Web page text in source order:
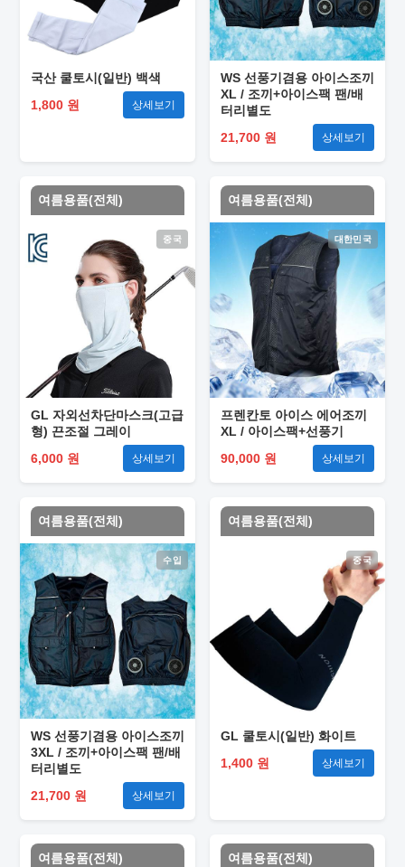
국산 쿨토시(일반) 백색
1,800 원
상세보기
WS 선풍기겸용 아이스조끼
XL / 조끼+아이스팩 팬/배
터리별도
21,700 원
상세보기
여름용품(전체)
중국
GL 자외선차단마스크(고급
형) 끈조절 그레이
6,000 원
상세보기
여름용품(전체)
대한민국
프렌칸토 아이스 에어조끼
XL / 아이스팩+선풍기
90,000 원
상세보기
여름용품(전체)
수입
WS 선풍기겸용 아이스조끼
3XL / 조끼+아이스팩 팬/배
터리별도
21,700 원
상세보기
여름용품(전체)
중국
GL 쿨토시(일반) 화이트
1,400 원
상세보기
여름용품(전체) 여름용품(전체)